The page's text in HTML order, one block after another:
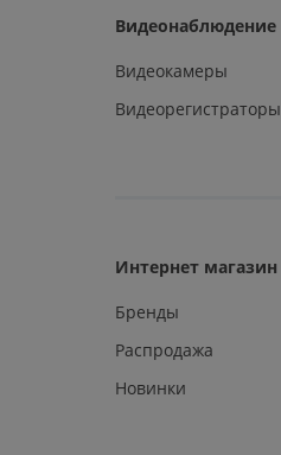
Видеонаблюдение
Видеокамеры
Видеорегистраторы
Интернет магазин
Бренды
Распродажа
Новинки